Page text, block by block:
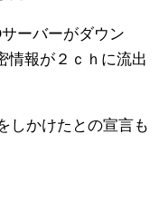
ーバーがダウン
情報が２ｃｈに流出
しかけたとの宣言も